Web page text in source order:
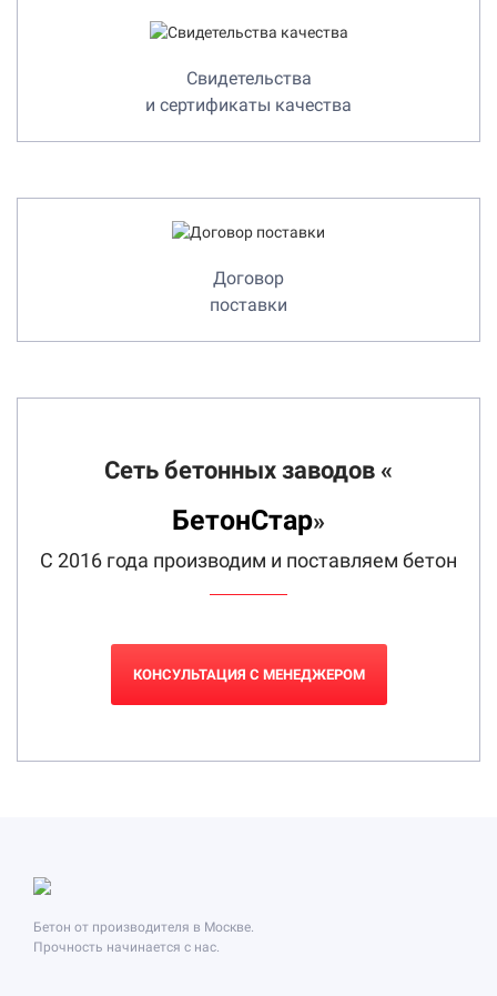
Свидетельства
и сертификаты качества
Договор
поставки
Сеть бетонных заводов «
БетонСтар»
С 2016 года производим и поставляем бетон
КОНСУЛЬТАЦИЯ С МЕНЕДЖЕРОМ
Бетон от производителя в Москве.
Прочность начинается с нас.